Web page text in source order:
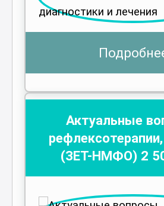
Актуальные
рефлексотерапии,
(ЗЕТ-НМФО) 2